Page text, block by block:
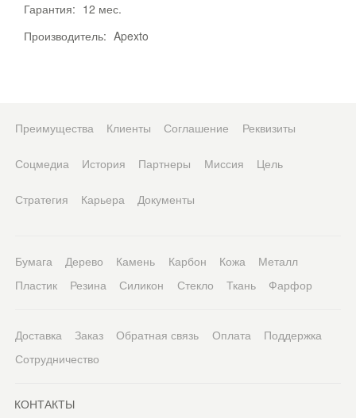
Гарантия: 12 мес.
Производитель: Apexto
Преимущества Клиенты Соглашение Реквизиты
Соцмедиа История Партнеры Миссия Цель
Стратегия Карьера Документы
Бумага Дерево Камень Карбон Кожа
Металл
Пластик
Резина Силикон Стекло Ткань Фарфор
Доставка Заказ Обратная связь Оплата
Поддержка
Сотрудничество
КОНТАКТЫ